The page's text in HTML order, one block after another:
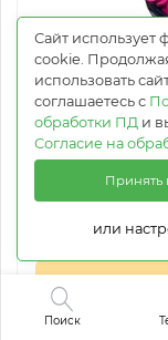
Букет из
Поиск
Сайт использует
cookie.
использовать
соглашаетесь с
обработки ПД и
Согласие на
Принять
или